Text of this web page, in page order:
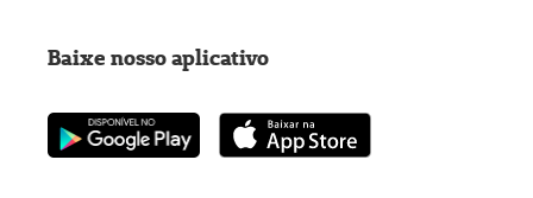
Baixe nosso aplicativo